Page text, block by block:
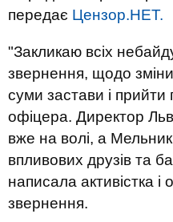
передає Цензор.НЕТ.
"Закликаю всіх
звернення, щодо
суми застави і прийти
офіцера. Директор
вже на волі, а
впливових друзів та
написала активістка і
звернення.